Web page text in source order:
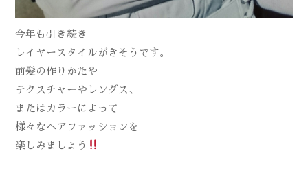
今年も引き続き
レイヤースタイルがきそうです。
前髪の作りかたや
テクスチャーやレングス、
またはカラーによって
様々なヘアファッションを
楽しみましょう